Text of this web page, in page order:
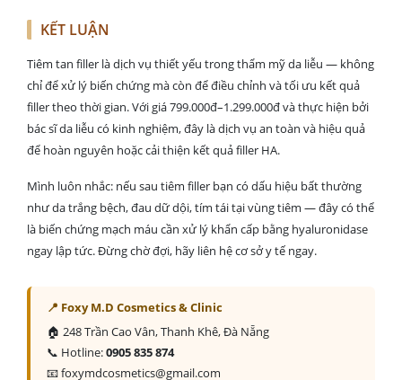
KẾT LUẬN
Tiêm tan filler là dịch vụ thiết yếu trong thẩm mỹ da liễu — không
chỉ để xử lý biến chứng mà còn để điều chỉnh và tối ưu kết quả
filler theo thời gian. Với giá 799.000đ–1.299.000đ và thực hiện bởi
bác sĩ da liễu có kinh nghiệm, đây là dịch vụ an toàn và hiệu quả
để hoàn nguyên hoặc cải thiện kết quả filler HA.
Mình luôn nhắc: nếu sau tiêm filler bạn có dấu hiệu bất thường
như da trắng bệch, đau dữ dội, tím tái tại vùng tiêm — đây có thể
là biến chứng mạch máu cần xử lý khẩn cấp bằng hyaluronidase
ngay lập tức. Đừng chờ đợi, hãy liên hệ cơ sở y tế ngay.
📍 Foxy M.D Cosmetics & Clinic
🏠 248 Trần Cao Vân, Thanh Khê, Đà Nẵng
📞 Hotline:0905 835 874
📧 foxymdcosmetics@gmail.com